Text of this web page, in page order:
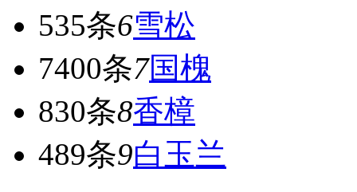
535条6雪松
7400条7国槐
830条8香樟
489条9白玉兰